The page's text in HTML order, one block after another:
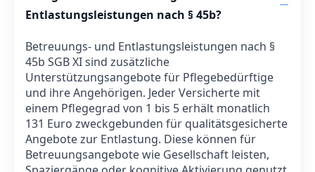
Entlastungsleistungen nach § 45b?
Betreuungs- und Entlastungsleistungen nach §
45b SGB XI sind zusätzliche
Unterstützungsangebote für Pflegebedürftige
und ihre Angehörigen. Jeder Versicherte mit
einem Pflegegrad von 1 bis 5 erhält monatlich
131 Euro zweckgebunden für qualitätsgesicherte
Angebote zur Entlastung. Diese können für
Betreuungsangebote wie Gesellschaft leisten,